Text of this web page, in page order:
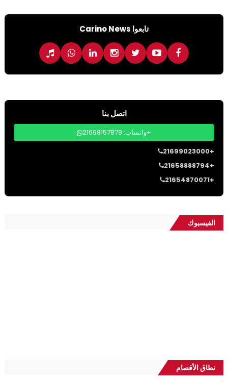
تابعوا Carino News
اتصل بنا
واتساب: 21698157879+
21699023000+
21658888794+
21654870071+
الفيسبوك
نطاق الأقصام